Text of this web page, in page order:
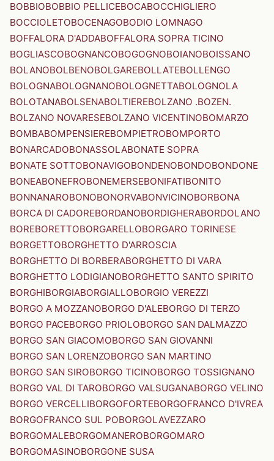
BOBBIOBOBBIO PELLICEBOCABOCCHIGLIERO
BOCCIOLETOBOCENAGOBODIO LOMNAGO
BOFFALORA D'ADDABOFFALORA SOPRA TICINO
BOGLIASCOBOGNANCOBOGOGNOBOIANOBOISSANO
BOLANOBOLBENOBOLGAREBOLLATEBOLLENGO
BOLOGNABOLOGNANOBOLOGNETTABOLOGNOLA
BOLOTANABOLSENABOLTIEREBOLZANO .BOZEN.
BOLZANO NOVARESEBOLZANO VICENTINOBOMARZO
BOMBABOMPENSIEREBOMPIETROBOMPORTO
BONARCADOBONASSOLABONATE SOPRA
BONATE SOTTOBONAVIGOBONDENOBONDOBONDONE
BONEABONEFROBONEMERSEBONIFATIBONITO
BONNANAROBONOBONORVABONVICINOBORBONA
BORCA DI CADOREBORDANOBORDIGHERABORDOLANO
BOREBORETTOBORGARELLOBORGARO TORINESE
BORGETTOBORGHETTO D'ARROSCIA
BORGHETTO DI BORBERABORGHETTO DI VARA
BORGHETTO LODIGIANOBORGHETTO SANTO SPIRITO
BORGHIBORGIABORGIALLOBORGIO VEREZZI
BORGO A MOZZANOBORGO D'ALEBORGO DI TERZO
BORGO PACEBORGO PRIOLOBORGO SAN DALMAZZO
BORGO SAN GIACOMOBORGO SAN GIOVANNI
BORGO SAN LORENZOBORGO SAN MARTINO
BORGO SAN SIROBORGO TICINOBORGO TOSSIGNANO
BORGO VAL DI TAROBORGO VALSUGANABORGO VELINO
BORGO VERCELLIBORGOFORTEBORGOFRANCO D'IVREA
BORGOFRANCO SUL POBORGOLAVEZZARO
BORGOMALEBORGOMANEROBORGOMARO
BORGOMASINOBORGONE SUSA